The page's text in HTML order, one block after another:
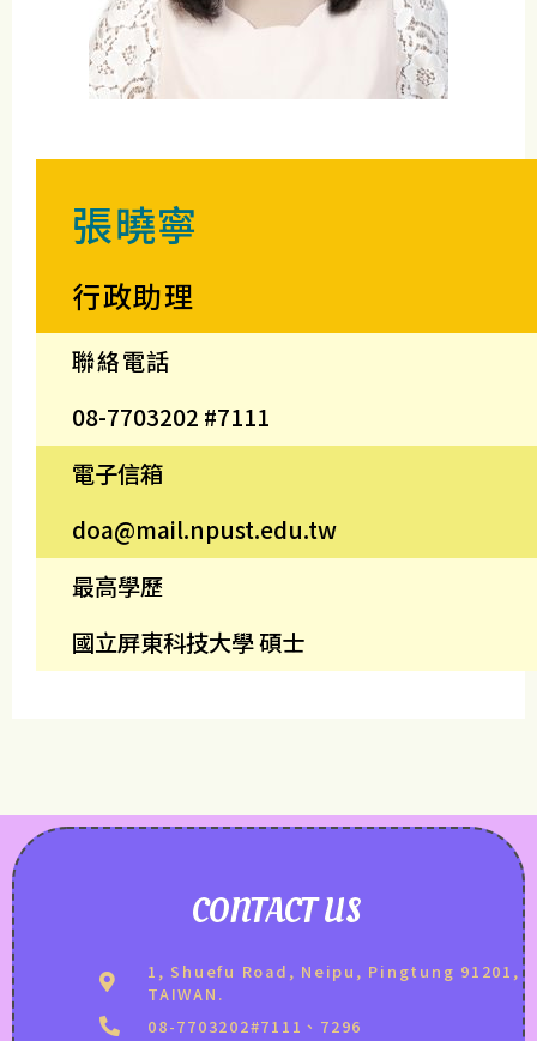
張曉寧
行政助理
聯絡電話
08-7703202 #7111
電子信箱
doa@mail.npust.edu.tw
最高學歷
國立屏東科技大學 碩士
CONTACT US
1, Shuefu Road, Neipu, Pingtung 91201,
TAIWAN.
08-7703202#7111、7296